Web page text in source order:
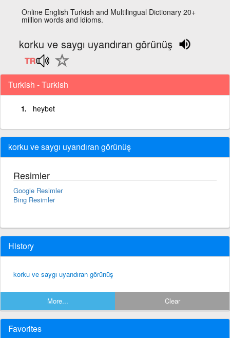
Online English Turkish and Multilingual Dictionary 20+
million words and idioms.
korku ve saygı uyandıran görünüş
Turkish - Turkish
heybet
korku ve saygı uyandıran görünüş
Resimler
Google Resimler
Bing Resimler
History
korku ve saygı uyandıran görünüş
More... Clear
Favorites